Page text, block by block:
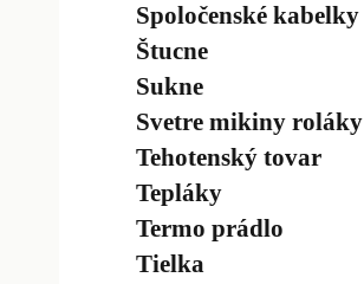
Spoločenské kabelky
Štucne
Sukne
Svetre mikiny roláky
Tehotenský tovar
Tepláky
Termo prádlo
Tielka